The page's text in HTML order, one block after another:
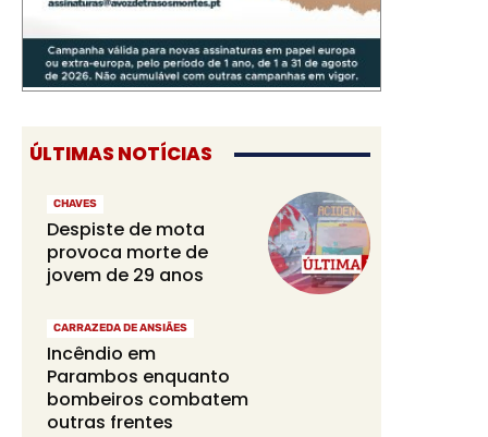
ÚLTIMAS NOTÍCIAS
CHAVES
Despiste de mota
provoca morte de
jovem de 29 anos
CARRAZEDA DE ANSIÃES
Incêndio em
Parambos enquanto
bombeiros combatem
outras frentes